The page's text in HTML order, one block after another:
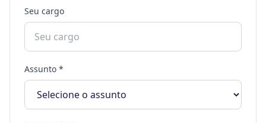
Seu cargo
Assunto *